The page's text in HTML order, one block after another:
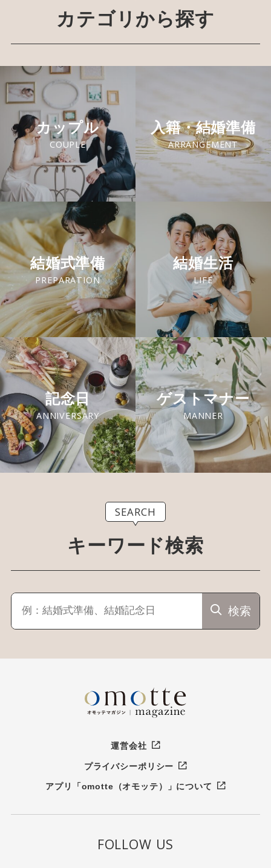
カテゴリから探す
カップル
COUPLE
入籍・結婚準備
ARRANGEMENT
結婚式準備
PREPARATION
結婚生活
LIFE
記念日
ANNIVERSARY
ゲストマナー
MANNER
SEARCH
キーワード検索
検索
運営会社
プライバシーポリシー
アプリ「omotte（オモッテ）」について
FOLLOW US